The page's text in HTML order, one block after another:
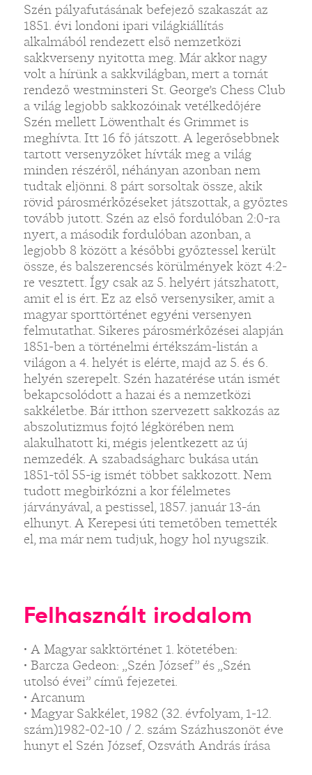
Szén pályafutásának befejező szakaszát az
1851. évi londoni ipari világkiállítás
alkalmából rendezett első nemzetközi
sakkverseny nyitotta meg. Már akkor nagy
volt a hírünk a sakkvilágban, mert a tornát
rendező westminsteri St. George’s Chess Club
a világ legjobb sakkozóinak vetélkedőjére
Szén mellett Löwenthalt és Grimmet is
meghívta. Itt 16 fő játszott. A legerősebbnek
tartott versenyzőket hívták meg a világ
minden részéről, néhányan azonban nem
tudtak eljönni. 8 párt sorsoltak össze, akik
rövid párosmérkőzéseket játszottak, a győztes
tovább jutott. Szén az első fordulóban 2:0-ra
nyert, a második fordulóban azonban, a
legjobb 8 között a későbbi győztessel került
össze, és balszerencsés körülmények közt 4:2-
re vesztett. Így csak az 5. helyért játszhatott,
amit el is ért. Ez az első versenysiker, amit a
magyar sporttörténet egyéni versenyen
felmutathat. Sikeres párosmérkőzései alapján
1851-ben a történelmi értékszám-listán a
világon a 4. helyét is elérte, majd az 5. és 6.
helyén szerepelt. Szén hazatérése után ismét
bekapcsolódott a hazai és a nemzetközi
sakkéletbe. Bár itthon szervezett sakkozás az
abszolutizmus fojtó légkörében nem
alakulhatott ki, mégis jelentkezett az új
nemzedék. A szabadságharc bukása után
1851-től 55-ig ismét többet sakkozott. Nem
tudott megbirkózni a kor félelmetes
járványával, a pestissel, 1857. január 13-án
elhunyt. A Kerepesi úti temetőben temették
el, ma már nem tudjuk, hogy hol nyugszik.
Felhasznált irodalom
• A Magyar sakktörténet 1. kötetében:
• Barcza Gedeon: „Szén József” és „Szén
utolsó évei” című fejezetei.
• Arcanum
• Magyar Sakkélet, 1982 (32. évfolyam, 1-12.
szám)1982-02-10 / 2. szám Százhuszonöt éve
hunyt el Szén József, Ozsváth András írása